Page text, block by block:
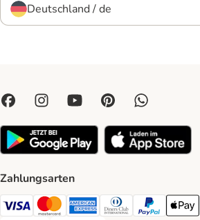
Deutschland / de
Zahlungsarten
Visa Payment Method
Mastercard Payment Method
American Express Payment
Diners Club Payment
PayPal Apple